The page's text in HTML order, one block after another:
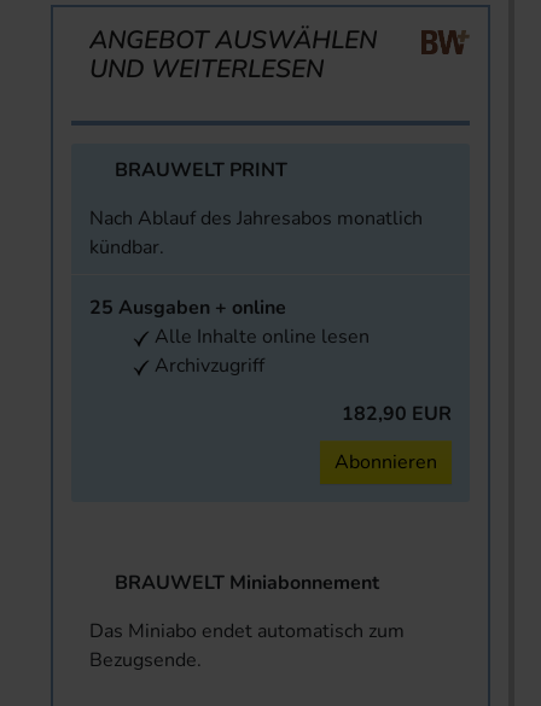
ANGEBOT AUSWÄHLEN
UND WEITERLESEN
BRAUWELT PRINT
Nach Ablauf des Jahresabos monatlich
kündbar.
25 Ausgaben + online
Alle Inhalte online lesen
Archivzugriff
182,90 EUR
Abonnieren
BRAUWELT Miniabonnement
Das Miniabo endet automatisch zum
Bezugsende.